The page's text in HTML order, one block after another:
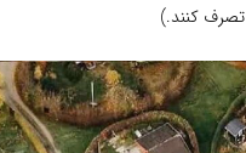
تصرف کنند.)